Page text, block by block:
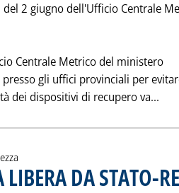
2 giugno dell'Ufficio Centrale
Centrale Metrico del ministero
gli uffici provinciali per
dei dispositivi di recupero va...
LIBERA DA STATO-